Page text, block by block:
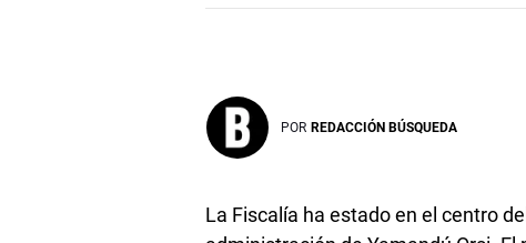
POR REDACCIÓN BÚSQUEDA
La Fiscalía ha estado en el centro